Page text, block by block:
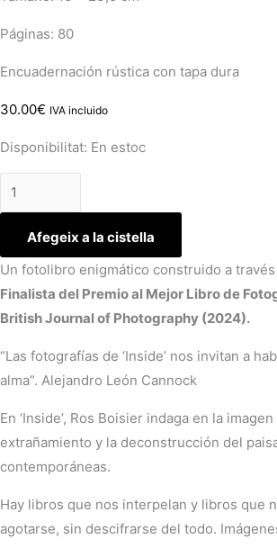
Páginas: 80
Encuadernación rústica con tapa dura
30.00€ IVA incluido
Disponibilitat: En estoc
Afegeix a la cistella
Un fotolibro enigmático construido a
Finalista del Premio al Mejor Libro de
British Journal of Photography (2024).
“Las fotografías de ‘Inside’ nos invitan a
alma”. Alejandro León Cannock
En ‘Inside’, Ros Boisier indaga en la
extrañamiento y la deconstrucción del
contemporáneas.
Hay libros que nos interpelan y libros que
agotarse, sin descifrarse del todo.